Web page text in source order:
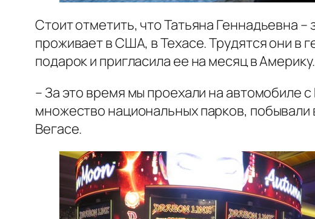
Стоит отметить, что Татьяна Геннадьевна
проживает в США, в Техасе. Трудятся они в
подарок и пригласила ее на месяц в Америку.
– За это время мы проехали на автомобиле
множество национальных парков,
Вегасе.